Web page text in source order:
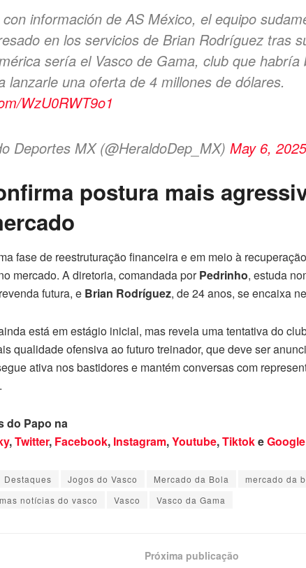
información de AS México, el equipo
en los servicios de Brian Rodríguez tras
sería el Vasco de Gama, club que habría
lanzarle una oferta de 4 millones de dólares.
WzU0RWT9o1
Deportes MX (@HeraldoDep_MX) May 6, 2025
postura mais
fase de reestruturação financeira e em meio à
mercado. A diretoria, comandada porPedrinho, estuda
futura, e Brian Rodríguez, de 24 anos, se encaixa
está em estágio inicial, mas revela uma tentativa do
qualidade ofensiva ao futuro treinador, que deve ser
ativa nos bastidores e mantém conversas com
do Papo na
,Twitter, Facebook, Instagram,Youtube,Tiktoke
Destaques Jogos do Vasco Mercado da Bola
mercado da
notícias do vasco Vasco Vasco da Gama
Próxima publicação